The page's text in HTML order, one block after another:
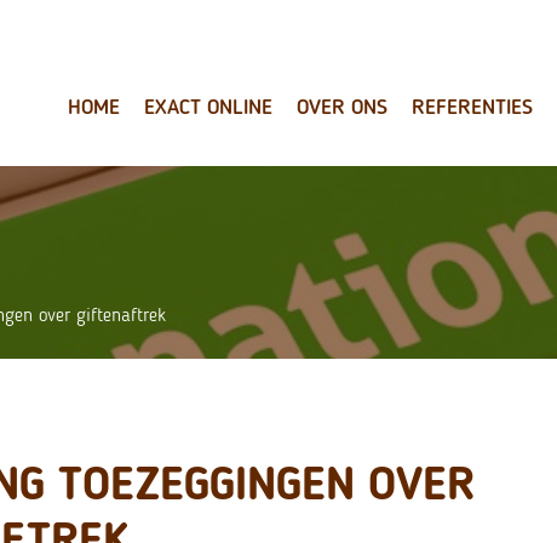
HOME EXACT ONLINE OVER ONS REFERENTIES
over giftenaftrek
TOEZEGGINGEN OVER